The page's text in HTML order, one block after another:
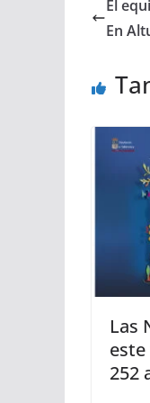
El
En
Las
252